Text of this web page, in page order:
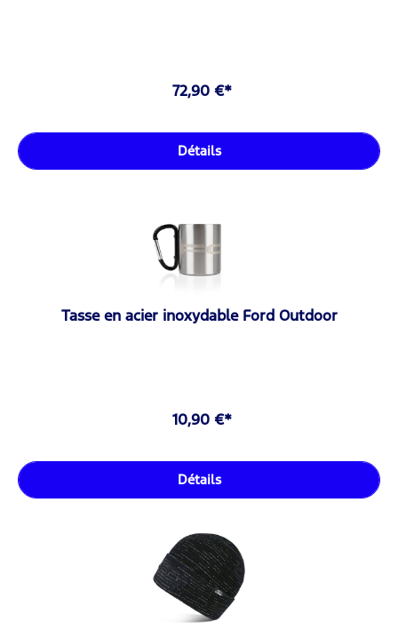
72,90 €*
Détails
Tasse en acier inoxydable Ford Outdoor
10,90 €*
Détails